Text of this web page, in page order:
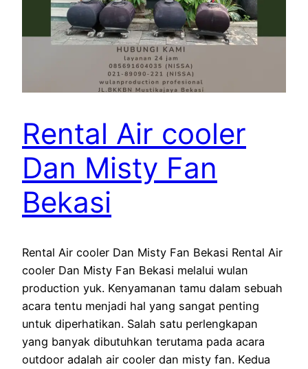
Rental Air cooler
Dan Misty Fan
Bekasi
Rental Air cooler Dan Misty Fan Bekasi Rental Air
cooler Dan Misty Fan Bekasi melalui wulan
production yuk. Kenyamanan tamu dalam sebuah
acara tentu menjadi hal yang sangat penting
untuk diperhatikan. Salah satu perlengkapan
yang banyak dibutuhkan terutama pada acara
outdoor adalah air cooler dan misty fan. Kedua